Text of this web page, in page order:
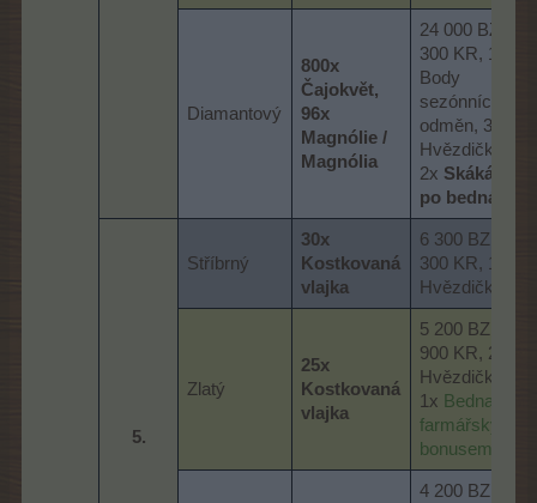
Diamantový
800x
Čajokvět,
96x
Magnólie /
Magnólia
24 000 BZ, 9
300 KR, 165x
Body
sezónních
odměn, 3x
Hvězdička,
2x Skákání
po bednách
5.​
Stříbrný
30x
Kostkovaná
vlajka
6 300 BZ, 2
300 KR, 1x
Hvězdička
Zlatý
25x
Kostkovaná
vlajka
5 200 BZ, 1
900 KR, 2x
Hvězdička,
1x Bedna s
farmářským
bonusem I
4 200 BZ, 1